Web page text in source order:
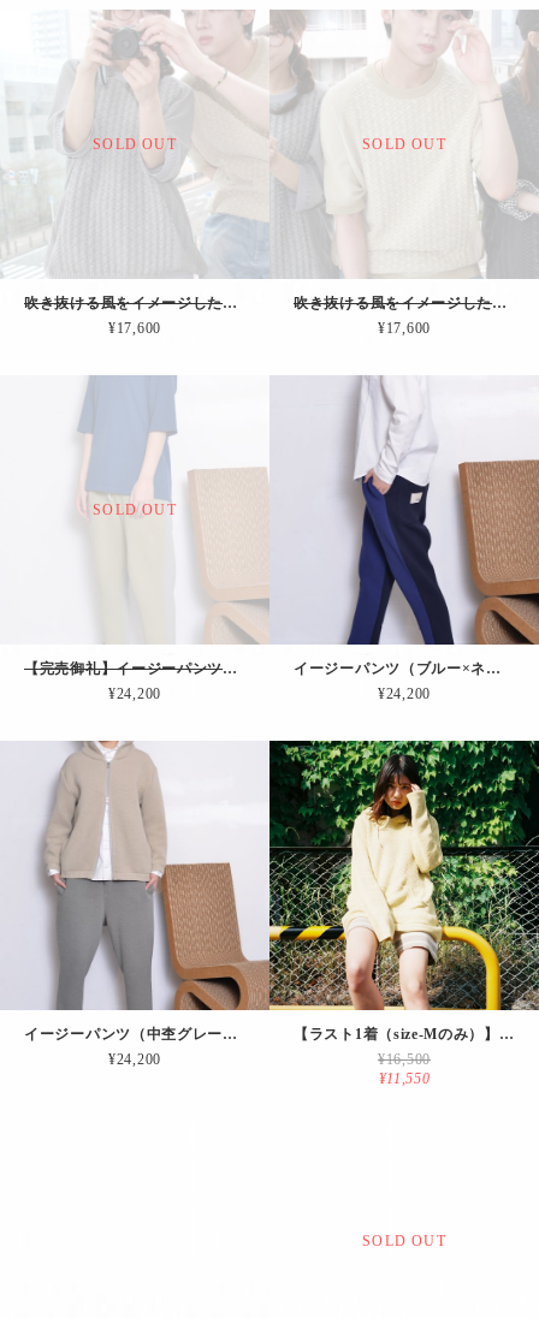
SOLD OUT
吹き抜ける風をイメージした「半袖サマーニット"Wind"」（グレー）
¥17,600
SOLD OUT
吹き抜ける風をイメージした「半袖サマーニット"Wind"」（ベージュ）
¥17,600
SOLD OUT
【完売御礼】イージーパンツ（ピクルス × グレージュ）
¥24,200
イージーパンツ（ブルー×ネイビー）
¥24,200
イージーパンツ（中杢グレー×杢グレー）
¥24,200
【ラスト1着（size-Mのみ）】フーディ・パーカ（バナナ）
¥16,500
¥11,550
SOLD OUT